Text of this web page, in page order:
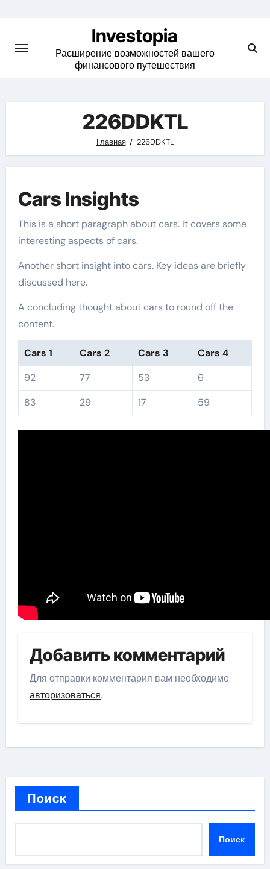
content
Investopia
Расширение возможностей вашего
финансового путешествия
226DDKTL
Главная 226DDKTL
Cars Insights
This is a short paragraph about cars. It covers some
interesting aspects of cars.
Another short insight into cars. Key ideas are briefly
discussed here.
A concluding thought about cars to round off the
content.
Cars 1 Cars 2 Cars 3
Cars 4
92
77 53
6
83
29 17 59
Добавить комментарий
Для отправки комментария вам необходимо
авторизоваться.
Поиск
Поиск